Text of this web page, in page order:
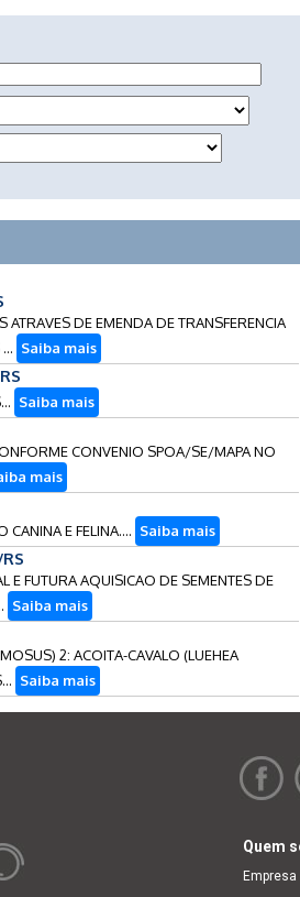
DE EMENDA DE TRANSFERENCIA
Saiba mais
Saiba mais
CONVENIO SPOA/SE/MAPA NO
mais
E FELINA.... Saiba mais
FUTURA AQUISICAO DE SEMENTES DE
Saiba mais
2: ACOITA-CAVALO (LUEHEA
Saiba mais
Quem
Empresa